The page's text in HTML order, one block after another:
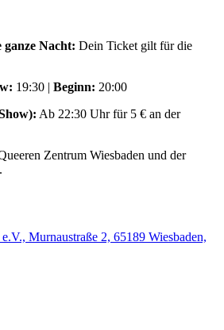
Nacht: Dein Ticket gilt für die
19:30 | Beginn: 20:00
Ab 22:30 Uhr für 5 € an der
Zentrum Wiesbaden und der
Murnaustraße 2, 65189 Wiesbaden,